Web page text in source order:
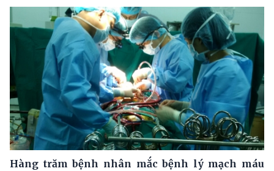
Hàng trăm bệnh nhân mắc bệnh lý mạch máu